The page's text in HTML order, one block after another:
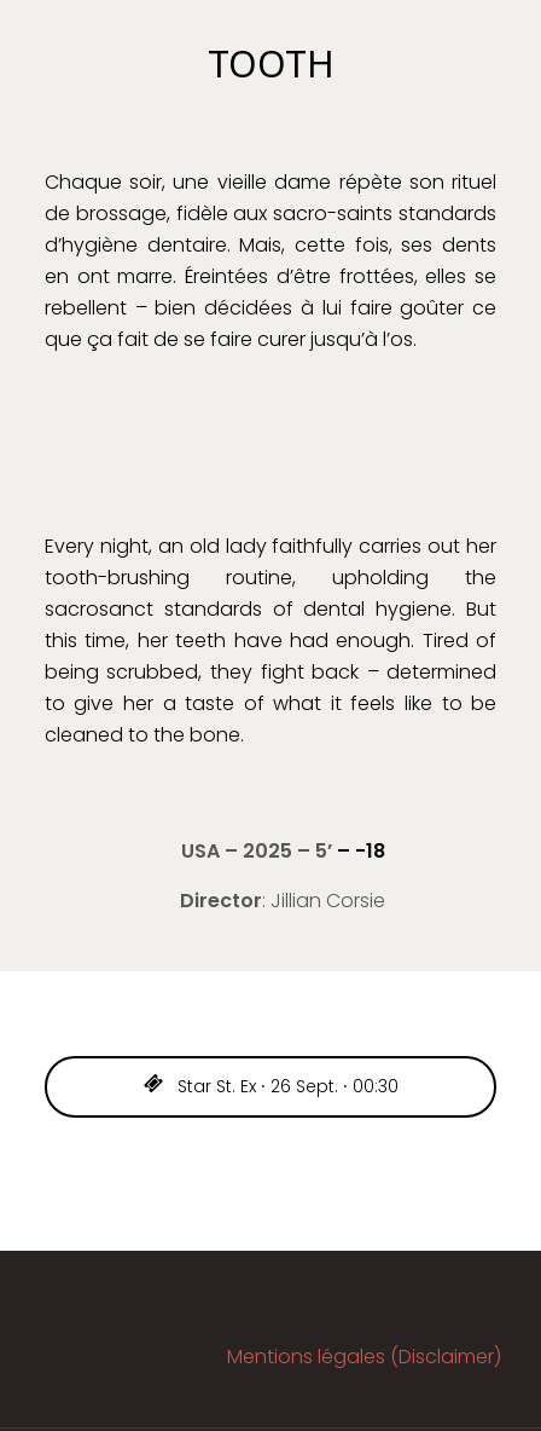
TOOTH
Chaque soir, une vieille dame répète son rituel
de brossage, fidèle aux sacro-saints standards
d’hygiène dentaire. Mais, cette fois, ses dents
en ont marre. Éreintées d’être frottées, elles se
rebellent – bien décidées à lui faire goûter ce
que ça fait de se faire curer jusqu’à l’os.
Every night, an old lady faithfully carries out her
tooth-brushing routine, upholding the
sacrosanct standards of dental hygiene. But
this time, her teeth have had enough. Tired of
being scrubbed, they fight back – determined
to give her a taste of what it feels like to be
cleaned to the bone.
USA – 2025 – 5’– -18
Director: Jillian Corsie
Star St. Ex ⸱ 26 Sept. ⸱ 00:30
Mentions légales (Disclaimer)